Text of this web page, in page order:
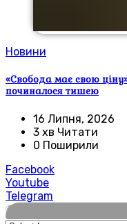
Новини
«Свобода має свою
починалося тишею
16 Липня, 2026
3 хв Читати
0 Поширили
Facebook
Youtube
Telegram
🌍